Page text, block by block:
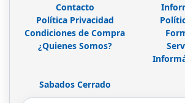
Contacto
Política Privacidad
Condiciones de Compra
¿Quienes Somos?
Sabados Cerrado